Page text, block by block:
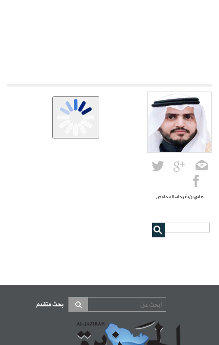
هادي بن شرجاب المحامض
بحث متقدم